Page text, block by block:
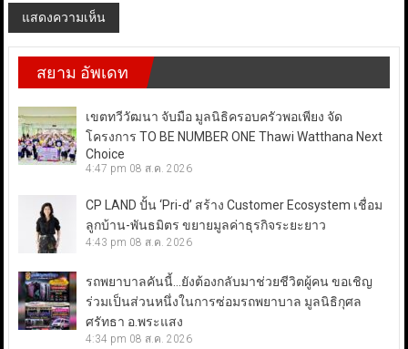
สยาม อัพเดท
เขตทวีวัฒนา จับมือ มูลนิธิครอบครัวพอเพียง จัด
โครงการ TO BE NUMBER ONE Thawi Watthana Next
Choice
4:47 pm 08 ส.ค. 2026
CP LAND ปั้น ‘Pri-d’ สร้าง Customer Ecosystem เชื่อม
ลูกบ้าน-พันธมิตร ขยายมูลค่าธุรกิจระยะยาว
4:43 pm 08 ส.ค. 2026
รถพยาบาลคันนี้…ยังต้องกลับมาช่วยชีวิตผู้คน ขอเชิญ
ร่วมเป็นส่วนหนึ่งในการซ่อมรถพยาบาล มูลนิธิกุศล
ศรัทธา อ.พระแสง
4:34 pm 08 ส.ค. 2026